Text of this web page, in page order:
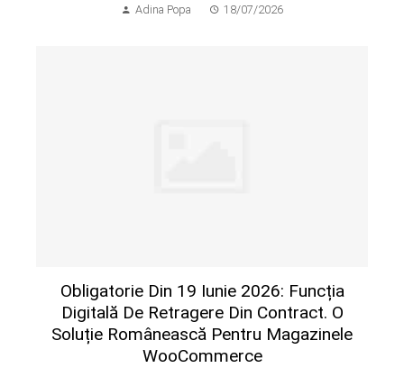
Adina Popa 18/07/2026
Obligatorie Din 19 Iunie 2026: Funcția
Digitală De Retragere Din Contract. O
Soluție Românească Pentru Magazinele
WooCommerce